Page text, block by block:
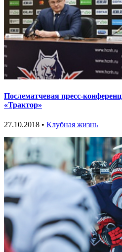
Послематчевая пресс-
«Трактор»
27.10.2018 • Клубная жизнь